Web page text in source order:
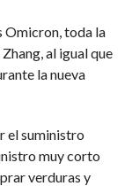
Omicron, toda la
al igual que
la nueva
el suministro
muy corto
verduras y